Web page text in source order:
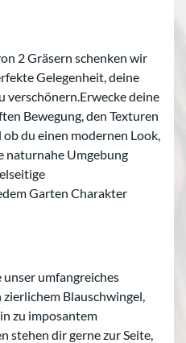
2 Gräsern schenken wir
Gelegenheit, deine
verschönern.Erwecke deine
Bewegung, den Texturen
ob du einen modernen Look,
naturnahe Umgebung
Garten Charakter
umfangreiches
Blauschwingel,
zu imposantem
stehen dir gerne zur Seite,